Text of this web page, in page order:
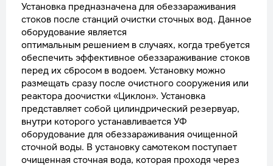
Установка предназначена для обеззараживания
стоков после станций очистки сточных вод. Данное
оборудование является
оптимальным решением в случаях, когда требуется
обеспечить эффективное обеззараживание стоков
перед их сбросом в водоем. Установку можно
размещать сразу после очистного сооружения или
реактора доочистки «Циклон». Установка
представляет собой цилиндрический резервуар,
внутри которого устанавливается УФ
оборудование для обеззараживания очищенной
сточной воды. В установку самотеком поступает
очищенная сточная вода, которая проходя через